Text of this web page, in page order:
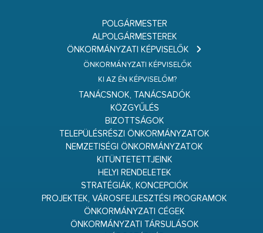
POLGÁRMESTER
ALPOLGÁRMESTEREK
ÖNKORMÁNYZATI KÉPVISELŐK
ÖNKORMÁNYZATI KÉPVISELŐK
KI AZ ÉN KÉPVISELŐM?
TANÁCSNOK, TANÁCSADÓK
KÖZGYŰLÉS
BIZOTTSÁGOK
TELEPÜLÉSRÉSZI ÖNKORMÁNYZATOK
NEMZETISÉGI ÖNKORMÁNYZATOK
KITÜNTETETTJEINK
HELYI RENDELETEK
STRATÉGIÁK, KONCEPCIÓK
PROJEKTEK, VÁROSFEJLESZTÉSI PROGRAMOK
ÖNKORMÁNYZATI CÉGEK
ÖNKORMÁNYZATI TÁRSULÁSOK